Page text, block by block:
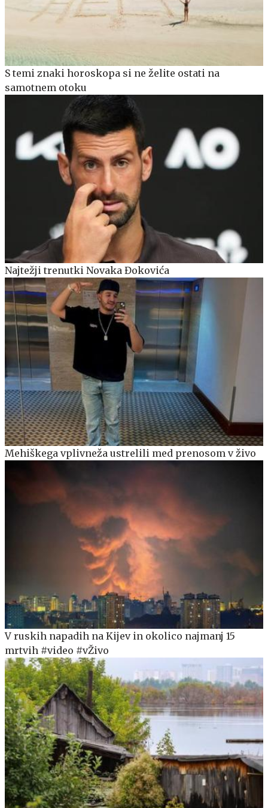
S temi znaki horoskopa si ne želite ostati na
samotnem otoku
Najtežji trenutki Novaka Đokovića
Mehiškega vplivneža ustrelili med prenosom v živo
V ruskih napadih na Kijev in okolico najmanj 15
mrtvih #video #vŽivo